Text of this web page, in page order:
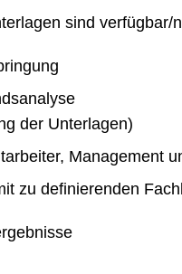
sind verfügbar/
der Unterlagen)
Management
zu definierenden